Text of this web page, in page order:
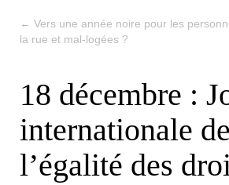
← Vers une année noire pour les
la rue et mal-logées ?
18 décembre :
internationale
l’égalité des